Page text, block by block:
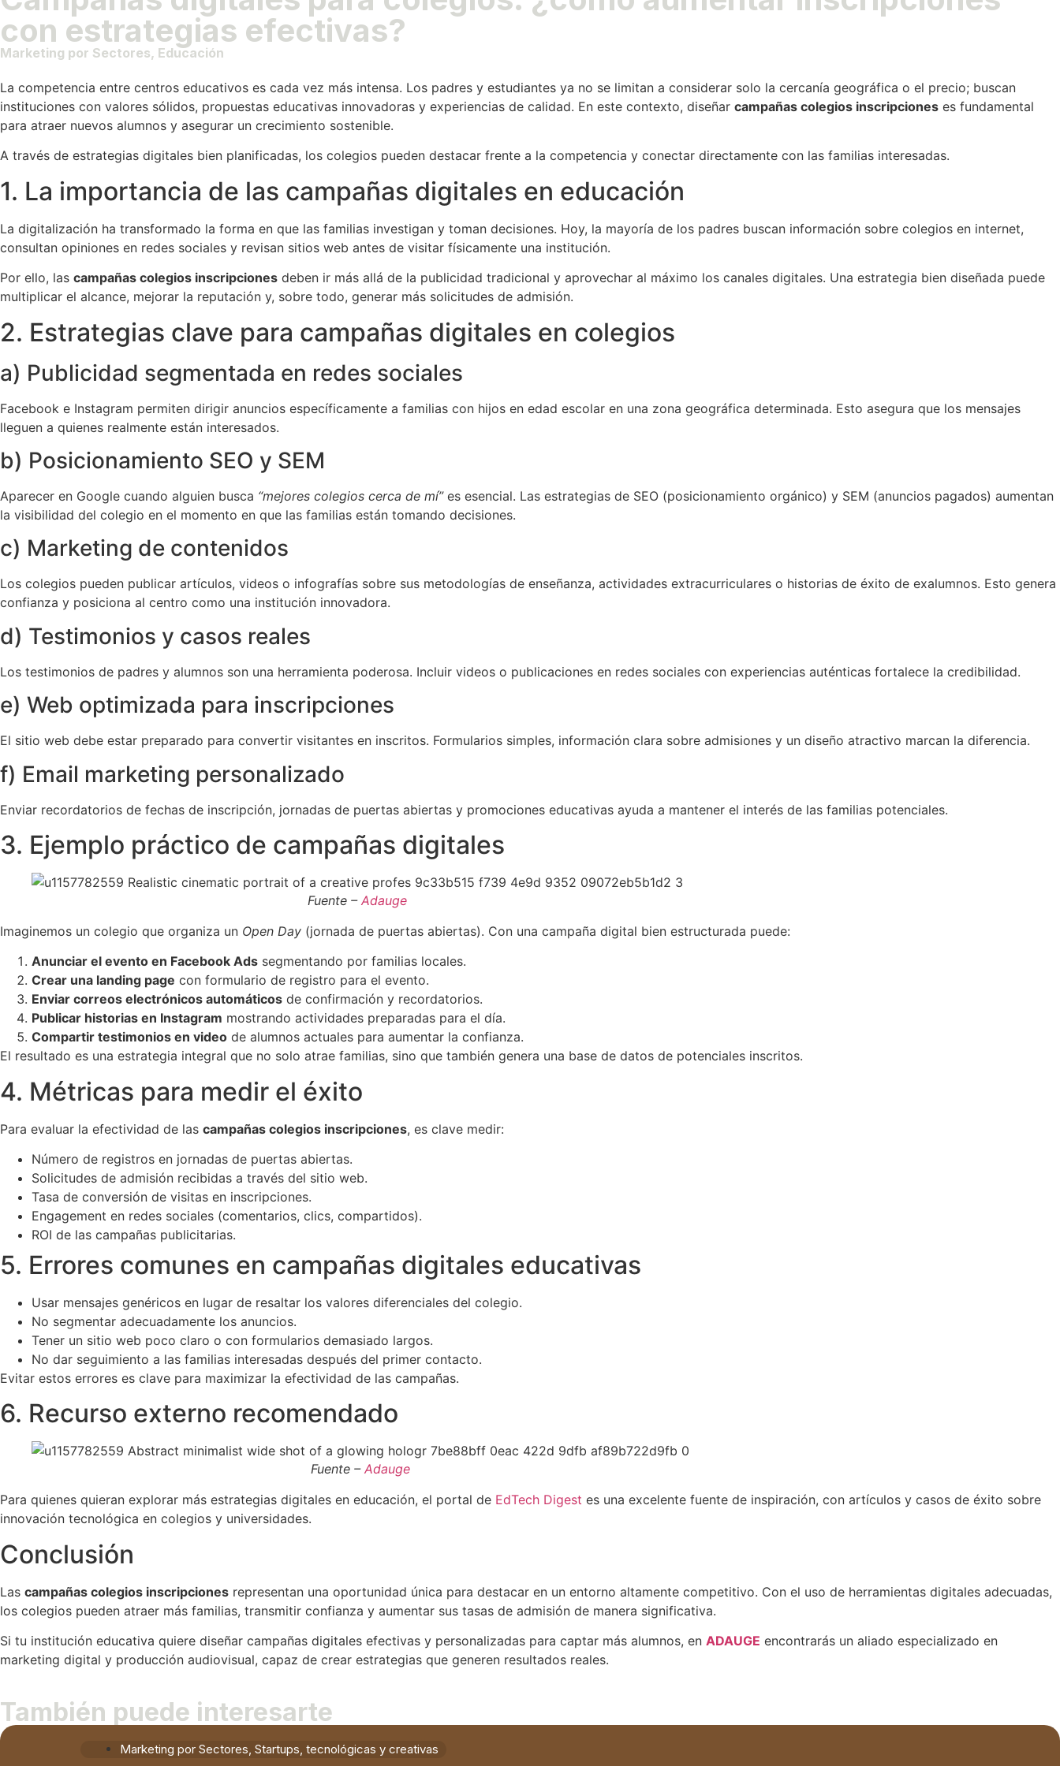
con estrategias efectivas?
Marketing por Sectores, Educación
La competencia entre centros educativos es cada vez más intensa. Los padres y estudiantes ya no se limitan a considerar solo la cercanía geográfica o el precio; buscan
instituciones con valores sólidos, propuestas educativas innovadoras y experiencias de calidad. En este contexto, diseñar campañas colegios inscripciones es fundamental
para atraer nuevos alumnos y asegurar un crecimiento sostenible.
A través de estrategias digitales bien planificadas, los colegios pueden destacar frente a la competencia y conectar directamente con las familias interesadas.
1. La importancia de las campañas digitales en educación
La digitalización ha transformado la forma en que las familias investigan y toman decisiones. Hoy, la mayoría de los padres buscan información sobre colegios en internet,
consultan opiniones en redes sociales y revisan sitios web antes de visitar físicamente una institución.
Por ello, las campañas colegios inscripciones deben ir más allá de la publicidad tradicional y aprovechar al máximo los canales digitales. Una estrategia bien diseñada puede
multiplicar el alcance, mejorar la reputación y, sobre todo, generar más solicitudes de admisión.
2. Estrategias clave para campañas digitales en colegios
a) Publicidad segmentada en redes sociales
Facebook e Instagram permiten dirigir anuncios específicamente a familias con hijos en edad escolar en una zona geográfica determinada. Esto asegura que los mensajes
lleguen a quienes realmente están interesados.
b) Posicionamiento SEO y SEM
Aparecer en Google cuando alguien busca “mejores colegios cerca de mí”es esencial. Las estrategias de SEO (posicionamiento orgánico) y SEM (anuncios pagados) aumentan
la visibilidad del colegio en el momento en que las familias están tomando decisiones.
c) Marketing de contenidos
Los colegios pueden publicar artículos, videos o infografías sobre sus metodologías de enseñanza, actividades extracurriculares o historias de éxito de exalumnos. Esto genera
confianza y posiciona al centro como una institución innovadora.
d) Testimonios y casos reales
Los testimonios de padres y alumnos son una herramienta poderosa. Incluir videos o publicaciones en redes sociales con experiencias auténticas fortalece la credibilidad.
e) Web optimizada para inscripciones
El sitio web debe estar preparado para convertir visitantes en inscritos. Formularios simples, información clara sobre admisiones y un diseño atractivo marcan la diferencia.
f) Email marketing personalizado
Enviar recordatorios de fechas de inscripción, jornadas de puertas abiertas y promociones educativas ayuda a mantener el interés de las familias potenciales.
3. Ejemplo práctico de campañas digitales
Fuente – Adauge
Imaginemos un colegio que organiza un Open Day (jornada de puertas abiertas). Con una campaña digital bien estructurada puede:
Anunciar el evento en Facebook Ads segmentando por familias locales.
Crear una landing page con formulario de registro para el evento.
Enviar correos electrónicos automáticos de confirmación y recordatorios.
Publicar historias en Instagram mostrando actividades preparadas para el día.
Compartir testimonios en video de alumnos actuales para aumentar la confianza.
El resultado es una estrategia integral que no solo atrae familias, sino que también genera una base de datos de potenciales inscritos.
4. Métricas para medir el éxito
Para evaluar la efectividad de las campañas colegios inscripciones, es clave medir:
Número de registros en jornadas de puertas abiertas.
Solicitudes de admisión recibidas a través del sitio web.
Tasa de conversión de visitas en inscripciones.
Engagement en redes sociales (comentarios, clics, compartidos).
ROI de las campañas publicitarias.
5. Errores comunes en campañas digitales educativas
Usar mensajes genéricos en lugar de resaltar los valores diferenciales del colegio.
No segmentar adecuadamente los anuncios.
Tener un sitio web poco claro o con formularios demasiado largos.
No dar seguimiento a las familias interesadas después del primer contacto.
Evitar estos errores es clave para maximizar la efectividad de las campañas.
6. Recurso externo recomendado
Fuente – Adauge
Para quienes quieran explorar más estrategias digitales en educación, el portal de EdTech Digest es una excelente fuente de inspiración, con artículos y casos de éxito sobre
innovación tecnológica en colegios y universidades.
Conclusión
Las campañas colegios inscripciones representan una oportunidad única para destacar en un entorno altamente competitivo. Con el uso de herramientas digitales adecuadas,
los colegios pueden atraer más familias, transmitir confianza y aumentar sus tasas de admisión de manera significativa.
Si tu institución educativa quiere diseñar campañas digitales efectivas y personalizadas para captar más alumnos, en ADAUGE encontrarás un aliado especializado en
marketing digital y producción audiovisual, capaz de crear estrategias que generen resultados reales.
También puede interesarte
Marketing por Sectores Startups, tecnológicas y creativas